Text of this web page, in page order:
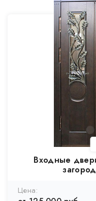
Входные